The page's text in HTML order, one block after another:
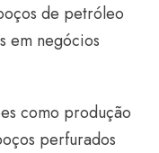
de petróleo
em negócios
como produção
perfurados